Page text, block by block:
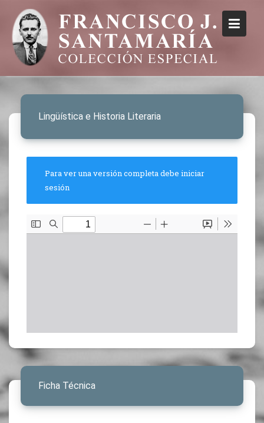
Lingüística e Historia Literaria
Para ver una versión completa debe iniciar
sesión
Ficha Técnica